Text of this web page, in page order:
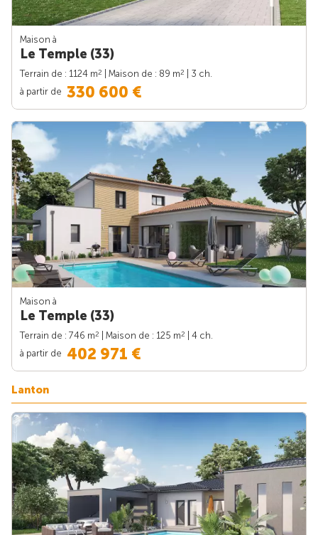
Maison à
Le Temple (33)
Terrain de : 1124 m2 | Maison de : 89 m2
| 3 ch.
à partir de 330 600 €
Maison à
Le Temple (33)
Terrain de : 746 m2 | Maison de : 125 m2
| 4 ch.
à partir de 402 971 €
Lanton